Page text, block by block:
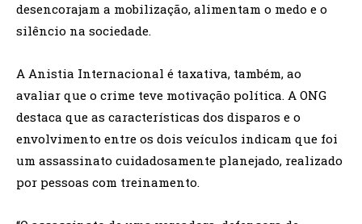
desencorajam a mobilização, alimentam o medo e o
silêncio na sociedade.
A Anistia Internacional é taxativa, também, ao
avaliar que o crime teve motivação política. A ONG
destaca que as características dos disparos e o
envolvimento entre os dois veículos indicam que foi
um assassinato cuidadosamente planejado, realizado
por pessoas com treinamento.